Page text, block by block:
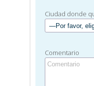
Ciudad donde
Comentario